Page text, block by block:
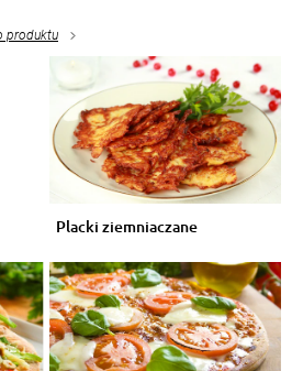
produktu
Placki ziemniaczane